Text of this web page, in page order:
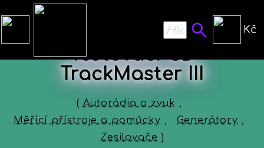
Kč
Testovací CD
TrackMaster III
( Autorádia a zvuk ,
Měřící přístroje a pomůcky , Generátory ,
Zesilovače )